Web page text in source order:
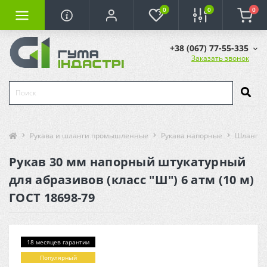
0 0 0
+38 (067) 77-55-335
Заказать звонок
Рукава и шланги промышленные Рукава напорные Шланги
Рукав 30 мм напорный штукатурный
для абразивов (класс "Ш") 6 атм (10 м)
ГОСТ 18698-79
18 месяцев гарантии
Популярный